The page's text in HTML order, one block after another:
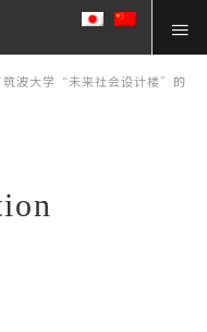
筑波大学“未来社会设计楼”的